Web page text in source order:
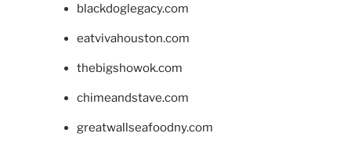
blackdoglegacy.com
eatvivahouston.com
thebigshowok.com
chimeandstave.com
greatwallseafoodny.com